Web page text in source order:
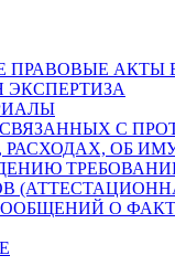
АКТЫ
С
ОБ
О